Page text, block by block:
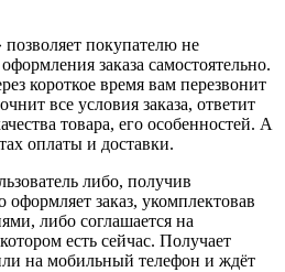
покупателю не
заказа самостоятельно.
короткое время вам перезвонит
все условия заказа, ответит
товара, его особенностей. А
оплаты и доставки.
либо, получив
оформляет заказ, укомплектовав
либо соглашается на
есть сейчас. Получает
на мобильный телефон и ждёт